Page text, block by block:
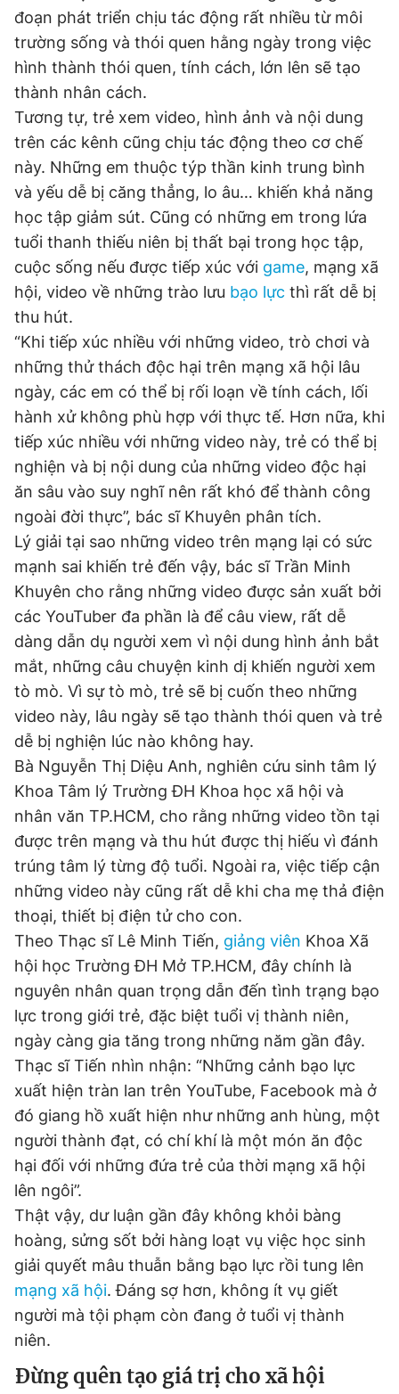
đoạn phát triển chịu tác động rất nhiều từ môi
trường sống và thói quen hằng ngày trong việc
hình thành thói quen, tính cách, lớn lên sẽ tạo
thành nhân cách.
Tương tự, trẻ xem video, hình ảnh và nội dung
trên các kênh cũng chịu tác động theo cơ chế
này. Những em thuộc týp thần kinh trung bình
và yếu dễ bị căng thẳng, lo âu… khiến khả năng
học tập giảm sút. Cũng có những em trong lứa
tuổi thanh thiếu niên bị thất bại trong học tập,
cuộc sống nếu được tiếp xúc với game, mạng xã
hội, video về những trào lưu bạo lực thì rất dễ bị
thu hút.
“Khi tiếp xúc nhiều với những video, trò chơi và
những thử thách độc hại trên mạng xã hội lâu
ngày, các em có thể bị rối loạn về tính cách, lối
hành xử không phù hợp với thực tế. Hơn nữa, khi
tiếp xúc nhiều với những video này, trẻ có thể bị
nghiện và bị nội dung của những video độc hại
ăn sâu vào suy nghĩ nên rất khó để thành công
ngoài đời thực”, bác sĩ Khuyên phân tích.
Lý giải tại sao những video trên mạng lại có sức
mạnh sai khiến trẻ đến vậy, bác sĩ Trần Minh
Khuyên cho rằng những video được sản xuất bởi
các YouTuber đa phần là để câu view, rất dễ
dàng dẫn dụ người xem vì nội dung hình ảnh bắt
mắt, những câu chuyện kinh dị khiến người xem
tò mò. Vì sự tò mò, trẻ sẽ bị cuốn theo những
video này, lâu ngày sẽ tạo thành thói quen và trẻ
dễ bị nghiện lúc nào không hay.
Bà Nguyễn Thị Diệu Anh, nghiên cứu sinh tâm lý
Khoa Tâm lý Trường ĐH Khoa học xã hội và
nhân văn TP.HCM, cho rằng những video tồn tại
được trên mạng và thu hút được thị hiếu vì đánh
trúng tâm lý từng độ tuổi. Ngoài ra, việc tiếp cận
những video này cũng rất dễ khi cha mẹ thả điện
thoại, thiết bị điện tử cho con.
Theo Thạc sĩ Lê Minh Tiến, giảng viên Khoa Xã
hội học Trường ĐH Mở TP.HCM, đây chính là
nguyên nhân quan trọng dẫn đến tình trạng bạo
lực trong giới trẻ, đặc biệt tuổi vị thành niên,
ngày càng gia tăng trong những năm gần đây.
Thạc sĩ Tiến nhìn nhận: “Những cảnh bạo lực
xuất hiện tràn lan trên YouTube, Facebook mà ở
đó giang hồ xuất hiện như những anh hùng, một
người thành đạt, có chí khí là một món ăn độc
hại đối với những đứa trẻ của thời mạng xã hội
lên ngôi”.
Thật vậy, dư luận gần đây không khỏi bàng
hoàng, sửng sốt bởi hàng loạt vụ việc học sinh
giải quyết mâu thuẫn bằng bạo lực rồi tung lên
mạng xã hội. Đáng sợ hơn, không ít vụ giết
người mà tội phạm còn đang ở tuổi vị thành
niên.
Đừng quên tạo giá trị cho xã hội